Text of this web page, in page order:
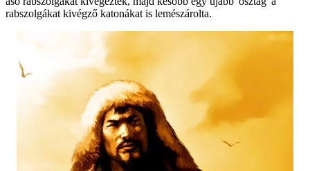
rabszolgákat kivégző katonákat is lemészárolta.